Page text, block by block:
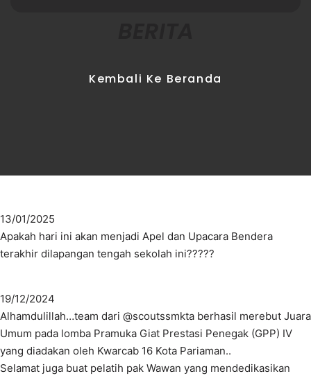
Kembali Ke Beranda
13/01/2025
Apakah hari ini akan menjadi Apel dan Upacara Bendera
terakhir dilapangan tengah sekolah ini?????
19/12/2024
Alhamdulillah…team dari @scoutssmkta berhasil merebut Juara
Umum pada lomba Pramuka Giat Prestasi Penegak (GPP) IV
yang diadakan oleh Kwarcab 16 Kota Pariaman..
Selamat juga buat pelatih pak Wawan yang mendedikasikan